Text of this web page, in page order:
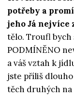
potřeby a
jeho Já nejvíce
tělo. Troufl bych
PODMÍNĚNO
a váš vztah k
jste příliš
těch druhých